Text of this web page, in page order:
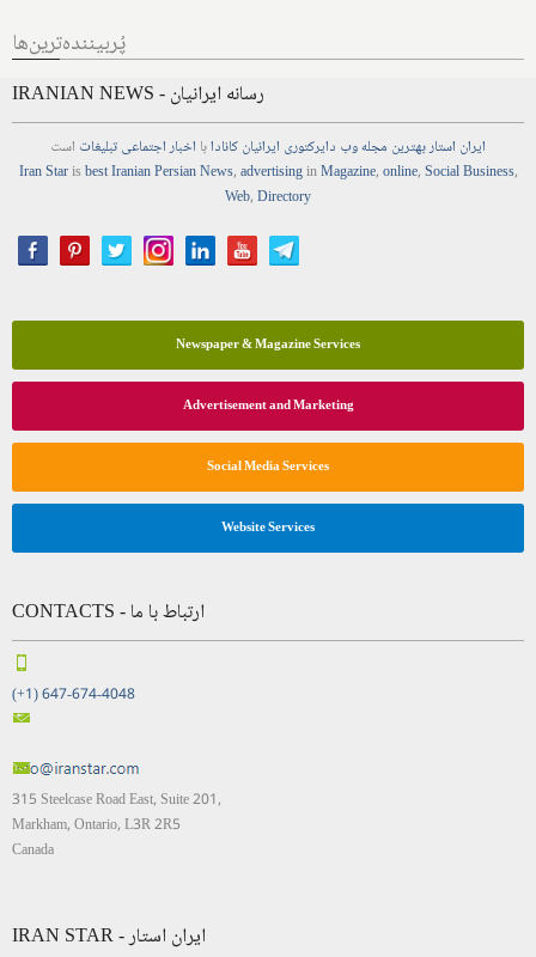
پُربیننده‌ترین‌ها
IRANIAN NEWS - رسانه ایرانیان
ایران استاربهترین مجلهوب دایرکتوری ایرانیان کانادابا اخباراجتماعیتبلیغات است
Iran Starisbest Iranian PersianNews,advertisinginMagazine,online,Social Business,
Web,Directory
Newspaper & Magazine Services
Advertisement and Marketing
Social Media Services
Website Services
CONTACTS - ارتباط با ما
(+1) 647-674-4048
315 Steelcase Road East, Suite 201,
Markham, Ontario, L3R 2R5
Canada
IRAN STAR - ایران استار